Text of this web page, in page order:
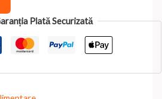
3.100,00 leiPlată Securizată